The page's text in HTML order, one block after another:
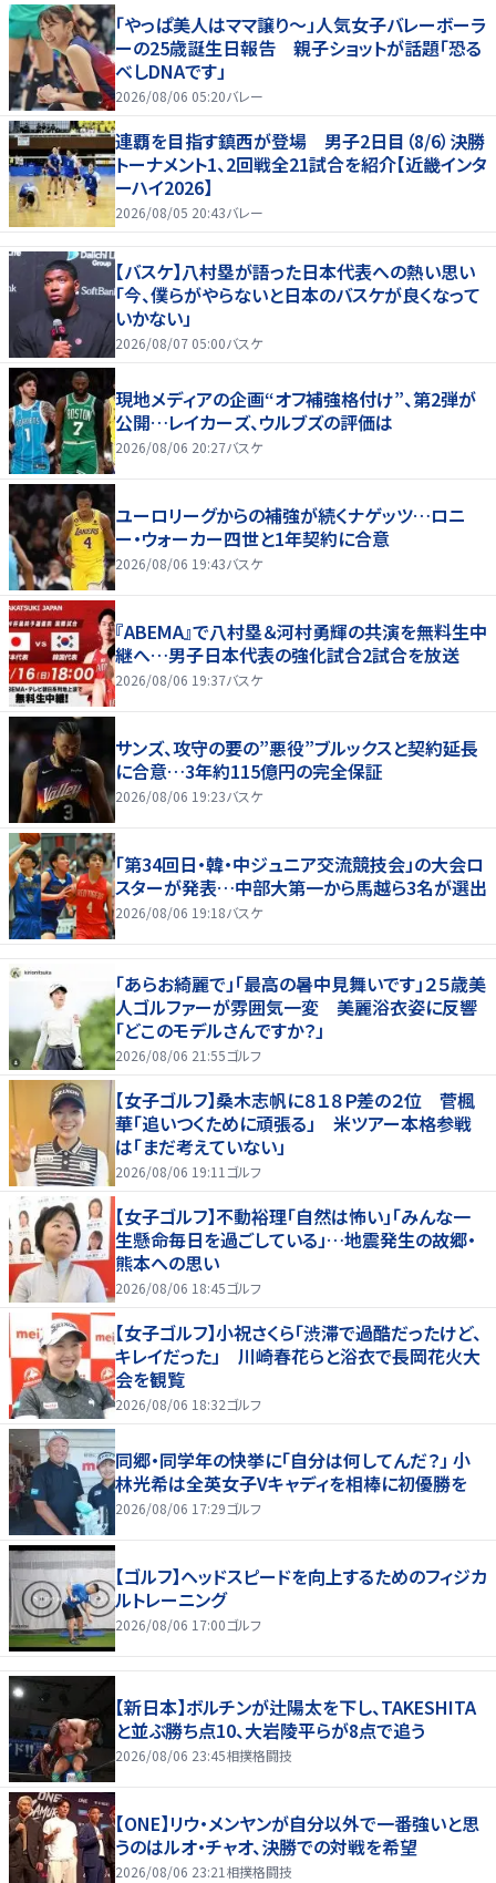
「やっぱ美人はママ譲り～」人気女子バレーボーラ
ーの25歳誕生日報告 親子ショットが話題「恐る
べしDNAです」
2026/08/06 05:20バレー
連覇を目指す鎮西が登場 男子2日目（8/6）決勝
トーナメント1、2回戦全21試合を紹介【近畿インタ
ーハイ2026】
2026/08/05 20:43バレー
【バスケ】八村塁が語った日本代表への熱い思い
「今、僕らがやらないと日本のバスケが良くなって
いかない」
2026/08/07 05:00バスケ
現地メディアの企画“オフ補強格付け”、第2弾が
公開…レイカーズ、ウルブズの評価は
2026/08/06 20:27バスケ
ユーロリーグからの補強が続くナゲッツ…ロニ
ー・ウォーカー四世と1年契約に合意
2026/08/06 19:43バスケ
『ABEMA』で八村塁＆河村勇輝の共演を無料生中
継へ…男子日本代表の強化試合2試合を放送
2026/08/06 19:37バスケ
サンズ、攻守の要の”悪役”ブルックスと契約延長
に合意…3年約115億円の完全保証
2026/08/06 19:23バスケ
「第34回日・韓・中ジュニア交流競技会」の大会ロ
スターが発表…中部大第一から馬越ら3名が選出
2026/08/06 19:18バスケ
「あらお綺麗で」「最高の暑中見舞いです」２５歳美
人ゴルファーが雰囲気一変 美麗浴衣姿に反響
「どこのモデルさんですか？」
2026/08/06 21:55ゴルフ
【女子ゴルフ】桑木志帆に８１８Ｐ差の２位 菅楓
華「追いつくために頑張る」 米ツアー本格参戦
は「まだ考えていない」
2026/08/06 19:11 ゴルフ
【女子ゴルフ】不動裕理「自然は怖い」「みんな一
生懸命毎日を過ごしている」…地震発生の故郷・
熊本への思い
2026/08/06 18:45ゴルフ
【女子ゴルフ】小祝さくら「渋滞で過酷だったけど、
キレイだった」 川崎春花らと浴衣で長岡花火大
会を観覧
2026/08/06 18:32ゴルフ
同郷・同学年の快挙に「自分は何してんだ？」 小
林光希は全英女子Vキャディを相棒に初優勝を
2026/08/06 17:29ゴルフ
【ゴルフ】ヘッドスピードを向上するためのフィジカ
ルトレーニング
2026/08/06 17:00ゴルフ
【新日本】ボルチンが辻陽太を下し、TAKESHITA
と並ぶ勝ち点10、大岩陵平らが8点で追う
2026/08/06 23:45相撲格闘技
【ONE】リウ・メンヤンが自分以外で一番強いと思
うのはルオ・チャオ、決勝での対戦を希望
2026/08/06 23:21 相撲格闘技